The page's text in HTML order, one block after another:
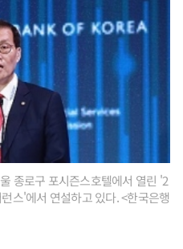
종로구 포시즌스호텔에서 열린 '2
스'에서 연설하고 있다. <한국은행